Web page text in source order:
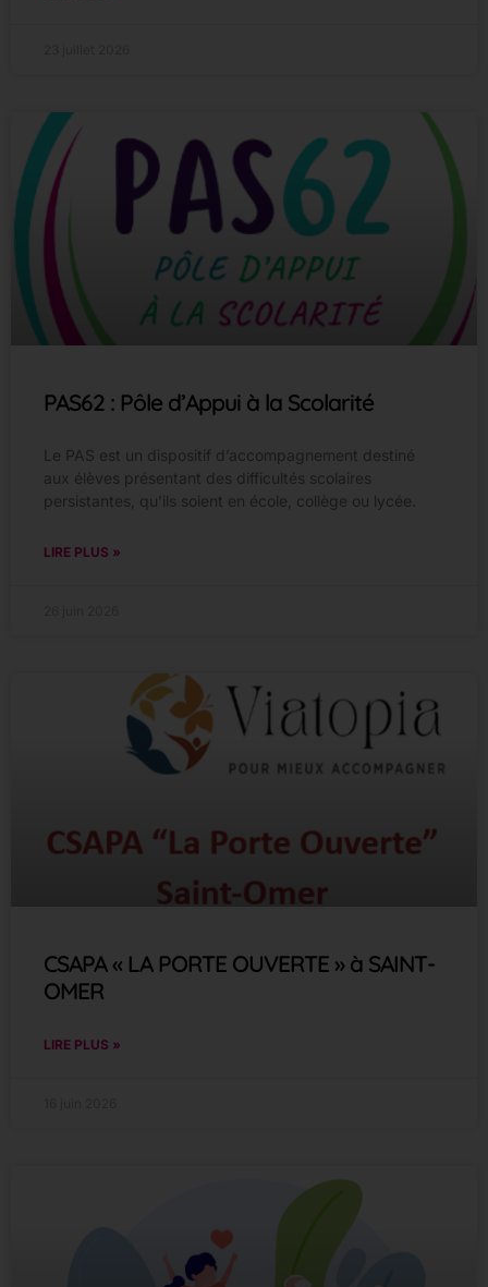
PAS62 : Pôle d’Appui à la Scolarité
Le PAS est un dispositif d’accompagnement destiné
aux élèves présentant des difficultés scolaires
persistantes, qu’ils soient en école, collège ou lycée.
LIRE PLUS »
CSAPA « LA PORTE OUVERTE » à SAINT-
OMER
LIRE PLUS »